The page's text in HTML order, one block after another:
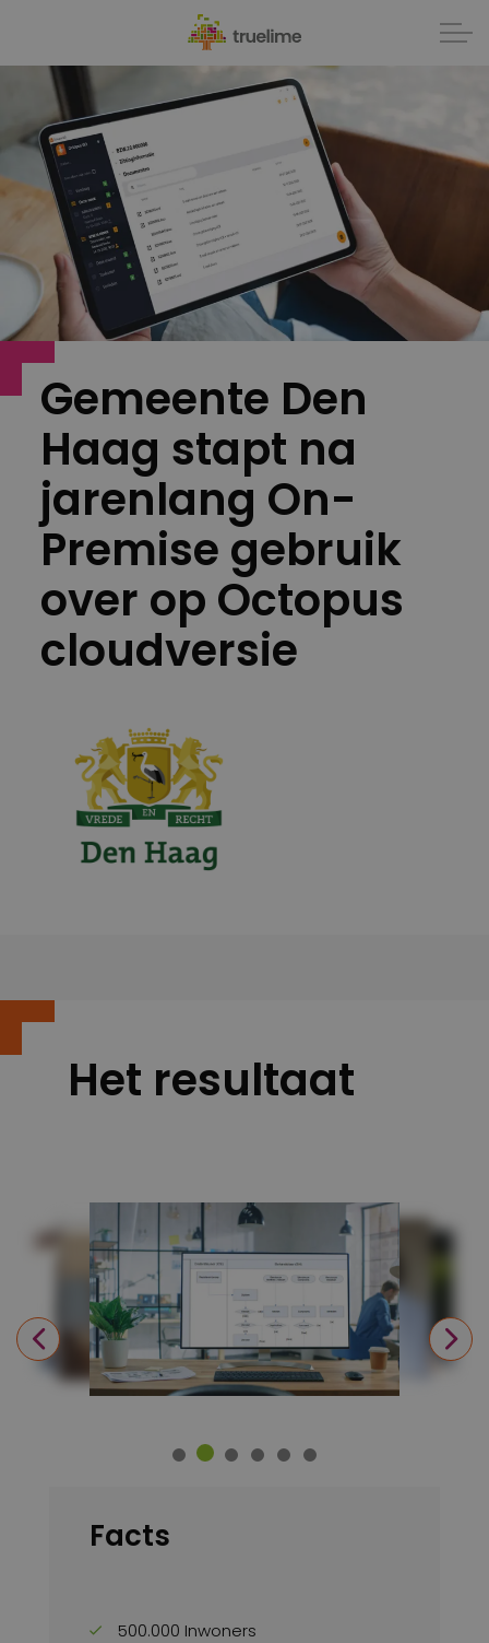
Gemeente Den
Haag stapt na
jarenlang On-
Premise gebruik
over op Octopus
cloudversie
Het resultaat
Previous
Facts
500.000 Inwoners